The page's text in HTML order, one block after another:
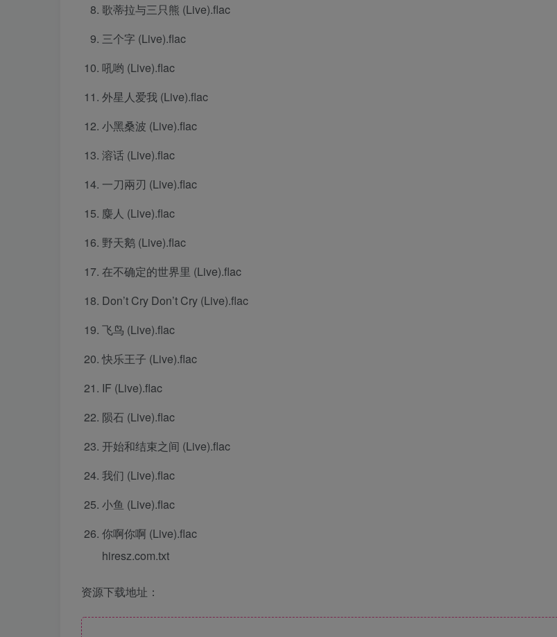
歌蒂拉与三只熊 (Live).flac
三个字 (Live).flac
吼哟 (Live).flac
外星人爱我 (Live).flac
小黑桑波 (Live).flac
溶话 (Live).flac
一刀兩刃 (Live).flac
麋人 (Live).flac
野天鹅 (Live).flac
在不确定的世界里 (Live).flac
Don’t Cry Don’t Cry (Live).flac
飞鸟 (Live).flac
快乐王子 (Live).flac
IF (Live).flac
陨石 (Live).flac
开始和结束之间 (Live).flac
我们 (Live).flac
小鱼 (Live).flac
你啊你啊 (Live).flac
hiresz.com.txt
资源下载地址：